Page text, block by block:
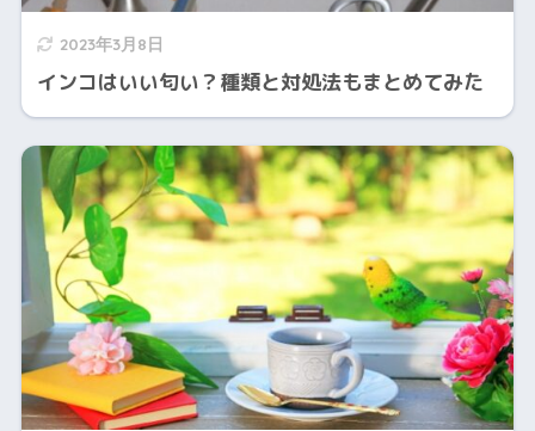
2023年3月8日
インコはいい匂い？種類と対処法もまとめてみた